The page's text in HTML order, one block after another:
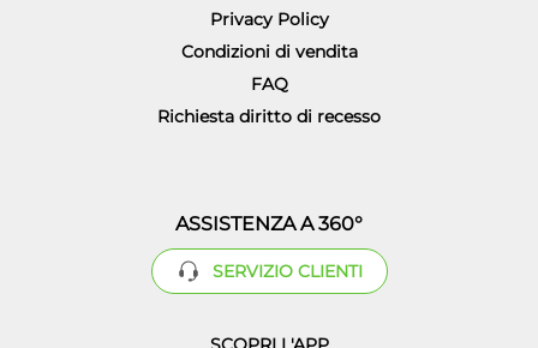
Privacy Policy
Condizioni di vendita
FAQ
Richiesta diritto di recesso
ASSISTENZA A 360°
SERVIZIO CLIENTI